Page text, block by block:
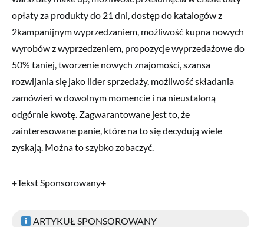
opłaty za produkty do 21 dni, dostęp do katalogów z
2kampanijnym wyprzedzaniem, możliwość kupna nowych
wyrobów z wyprzedzeniem, propozycje wyprzedażowe do
50% taniej, tworzenie nowych znajomości, szansa
rozwijania się jako lider sprzedaży, możliwość składania
zamówień w dowolnym momencie i na nieustaloną
odgórnie kwotę. Zagwarantowane jest to, że
zainteresowane panie, które na to się decydują wiele
zyskają. Można to szybko zobaczyć.
+Tekst Sponsorowany+
ARTYKUŁ SPONSOROWANY